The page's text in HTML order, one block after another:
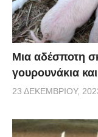
Μια αδέσποτη
γουρουνάκια
23 ΔΕΚΕΜΒΡΊΟΥ,